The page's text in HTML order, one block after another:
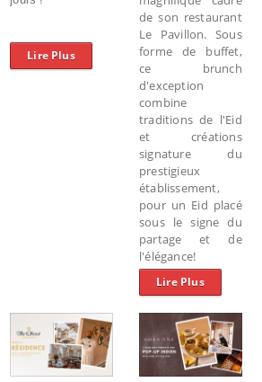
Lire Plus
de son restaurant
Le Pavillon. Sous
forme de buffet,
ce brunch
d'exception
combine
traditions de l'Eid
et créations
signature du
prestigieux
établissement,
pour un Eid placé
sous le signe du
partage et de
l'élégance!
Lire Plus